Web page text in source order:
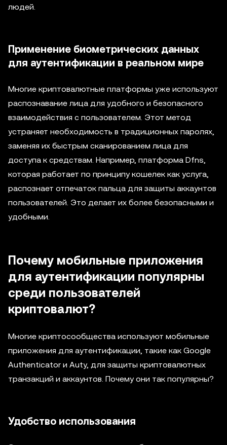
людей.
Применение биометрических данных
для аутентификации в реальном мире
Многие криптовалютные платформы уже используют
распознавание лица для удобного и безопасного
взаимодействия с пользователем. Этот метод
устраняет необходимость в традиционных паролях,
заменяя их быстрым сканированием лица для
доступа к средствам. Например, платформа Dfns,
которая работает по принципу кошелек как услуга,
распознает отпечаток пальца для защиты аккаунтов
пользователей. Это делает их более безопасными и
удобными.
Почему мобильные приложения
для аутентификации популярны
среди пользователей
криптовалют?
Многие криптосообщества используют мобильные
приложения для аутентификации, такие как Google
Authenticator и Auty, для защиты криптовалютных
транзакций и аккаунтов. Почему они так популярны?
Удобство использования